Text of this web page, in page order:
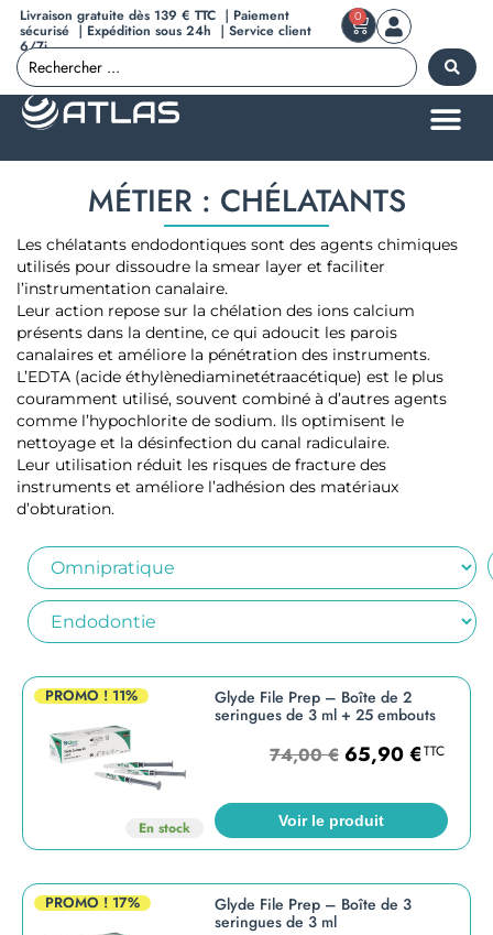
Livraison gratuite dès 139 € TTC ｜Paiement
sécurisé ｜Expédition sous 24h ｜Service client
6/7j
0
MÉTIER : CHÉLATANTS
Les chélatants endodontiques sont des agents chimiques
utilisés pour dissoudre la smear layer et faciliter
l’instrumentation canalaire.
Leur action repose sur la chélation des ions calcium
présents dans la dentine, ce qui adoucit les parois
canalaires et améliore la pénétration des instruments.
L’EDTA (acide éthylènediaminetétraacétique) est le plus
couramment utilisé, souvent combiné à d’autres agents
comme l’hypochlorite de sodium. Ils optimisent le
nettoyage et la désinfection du canal radiculaire.
Leur utilisation réduit les risques de fracture des
instruments et améliore l’adhésion des matériaux
d’obturation.
PROMO !11%
En stock
Glyde File Prep – Boîte de 2
seringues de 3 ml + 25 embouts
74,00€ 65,90€TTC
Voir le produit
PROMO !17%
Glyde File Prep – Boîte de 3
seringues de 3 ml